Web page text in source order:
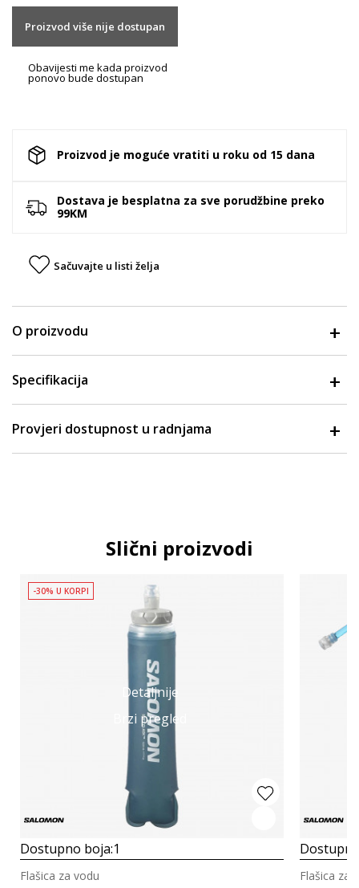
Proizvod više nije dostupan
Obavijesti me kada proizvod
ponovo bude dostupan
Proizvod je moguće vratiti u roku od 15 dana
Dostava je besplatna za sve porudžbine preko
99KM
Sačuvajte u listi želja
O proizvodu
Specifikacija
Provjeri dostupnost u radnjama
Slični proizvodi
Detaljnije
Brzi pregled
-30% U KORPI
Dostupno boja:1
Flašica za vodu Flašica za